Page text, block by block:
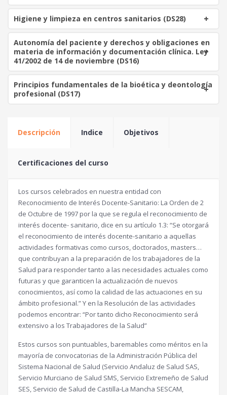
e
r
1
e
:
4
€
Higiene y limpieza en centros sanitarios (DS28)
Autonomía del paciente y derechos y obligaciones en
materia de información y documentación clínica. Ley
41/2002 de 14 de noviembre (DS16)
Principios fundamentales de la bioética y deontología
profesional (DS17)
Descripción Indice Objetivos
Certificaciones del curso
Los cursos celebrados en nuestra entidad con
Reconocimiento de Interés Docente-Sanitario: La Orden de 2
de Octubre de 1997 por la que se regula el reconocimiento de
interés docente- sanitario, dice en su artículo 1.3: “Se otorgará
el reconocimiento de interés docente-sanitario a aquellas
actividades formativas como cursos, doctorados, masters…
que contribuyan a la preparación de los trabajadores de la
Salud para responder tanto a las necesidades actuales como
futuras y que garanticen la actualización de nuevos
conocimientos, así como la calidad de las actuaciones en su
ámbito profesional.” Y en la Resolución de las actividades
podemos encontrar: “Por tanto dicho Reconocimiento será
extensivo a los Trabajadores de la Salud”
Estos cursos son puntuables, baremables como méritos en la
mayoría de convocatorias de la Administración Pública del
Sistema Nacional de Salud (Servicio Andaluz de Salud SAS,
Servicio Murciano de Salud SMS, Servicio Extremeño de Salud
SES, Servicio de Salud de Castilla-La Mancha SESCAM,